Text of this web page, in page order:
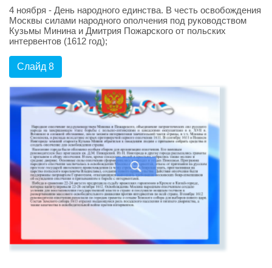
4 ноября - День народного единства. В честь освобождения
Москвы силами народного ополчения под руководством
Кузьмы Минина и Дмитрия Пожарского от польских
интервентов (1612 год);
Слайд 8